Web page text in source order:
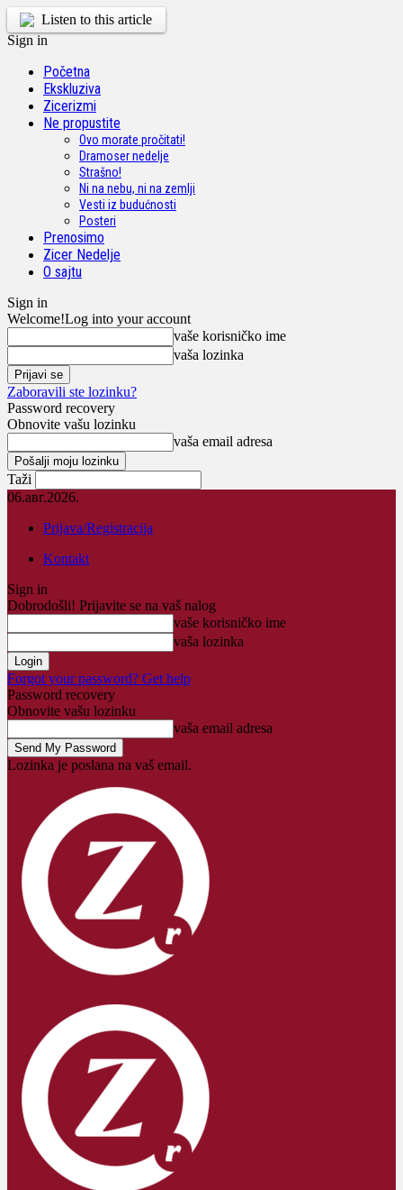
Listen to this article
Sign in
Početna
Ekskluziva
Zicerizmi
Ne propustite
Ovo morate pročitati!
Dramoser nedelje
Strašno!
Ni na nebu, ni na zemlji
Vesti iz budućnosti
Posteri
Prenosimo
Zicer Nedelje
O sajtu
Sign in
Welcome!Log into your account
vaše korisničko ime
vaša lozinka
Zaboravili ste lozinku?
Password recovery
Obnovite vašu lozinku
vaša email adresa
Taži
06.авг.2026.
Prijava/Registracija
Kontakt
Sign in
Dobrodošli! Prijavite se na vaš nalog
vaše korisničko ime
vaša lozinka
Forgot your password? Get help
Password recovery
Obnovite vašu lozinku
vaša email adresa
Lozinka je poslana na vaš email.